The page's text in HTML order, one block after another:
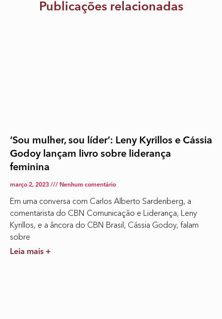
Publicações relacionadas
‘Sou mulher, sou líder’: Leny Kyrillos e Cássia
Godoy lançam livro sobre liderança
feminina
março 2, 2023 Nenhum comentário
Em uma conversa com Carlos Alberto Sardenberg, a
comentarista do CBN Comunicação e Liderança, Leny
Kyrillos, e a âncora do CBN Brasil, Cássia Godoy, falam
sobre
Leia mais +